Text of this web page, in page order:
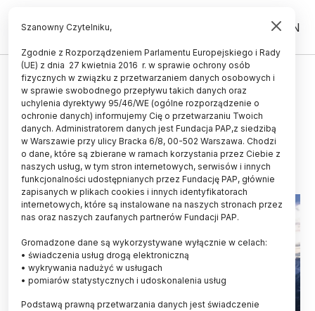
PL EN
ŻYCIE
Prof. Środoń: Tatry wciąż rosną,
ale kiedyś zastąpi je morze
07.01.2015
aktualizacja: 07.01.2015
3 minuty czytania
Szanowny Czytelniku,
Zgodnie z Rozporządzeniem Parlamentu Europejskiego i Rady
(UE) z dnia 27 kwietnia 2016 r. w sprawie ochrony osób
fizycznych w związku z przetwarzaniem danych osobowych i
w sprawie swobodnego przepływu takich danych oraz
uchylenia dyrektywy 95/46/WE (ogólne rozporządzenie o
ochronie danych) informujemy Cię o przetwarzaniu Twoich
danych. Administratorem danych jest Fundacja PAP,z siedzibą
w Warszawie przy ulicy Bracka 6/8, 00-502 Warszawa. Chodzi
o dane, które są zbierane w ramach korzystania przez Ciebie z
naszych usług, w tym stron internetowych, serwisów i innych
funkcjonalności udostępnianych przez Fundację PAP, głównie
zapisanych w plikach cookies i innych identyfikatorach
internetowych, które są instalowane na naszych stronach przez
nas oraz naszych zaufanych partnerów Fundacji PAP.
Gromadzone dane są wykorzystywane wyłącznie w celach:
• świadczenia usług drogą elektroniczną
• wykrywania nadużyć w usługach
• pomiarów statystycznych i udoskonalenia usług
Podstawą prawną przetwarzania danych jest świadczenie